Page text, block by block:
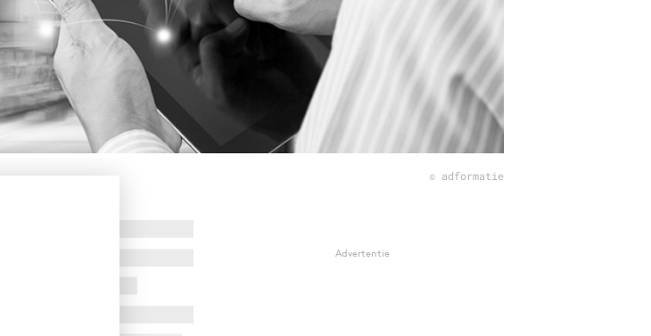
© adformatie
Advertentie